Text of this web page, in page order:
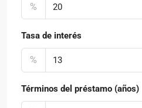
%
Tasa de interés
%
Términos del préstamo (años)